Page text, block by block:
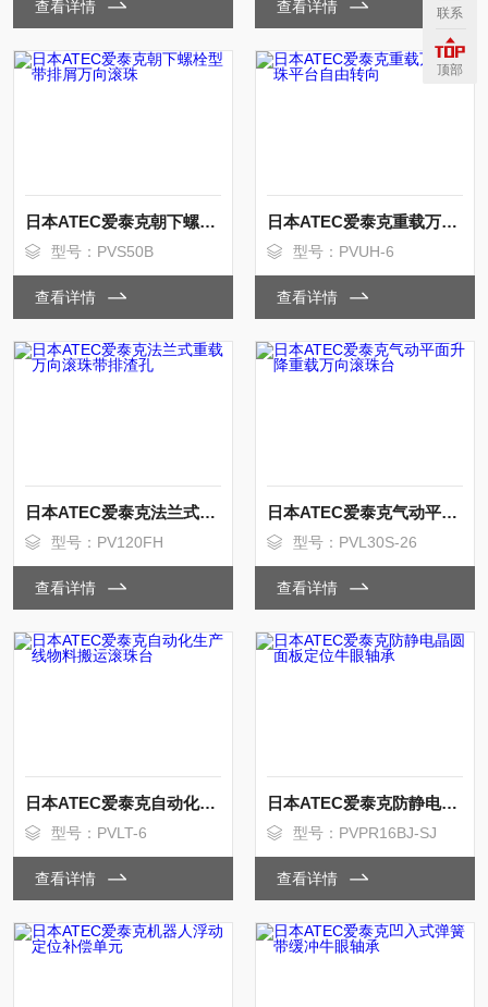
查看详情 查看详情
日本ATEC爱泰克朝下螺栓型带排屑万向滚珠
型号：PVS50B
查看详情
日本ATEC爱泰克重载万向滚珠平台自由转向
型号：PVUH-6
查看详情
日本ATEC爱泰克法兰式重载万向滚珠带排渣孔
型号：PV120FH
查看详情
日本ATEC爱泰克气动平面升降重载万向滚珠台
型号：PVL30S-26
查看详情
日本ATEC爱泰克自动化生产线物料搬运滚珠台
型号：PVLT-6
查看详情
日本ATEC爱泰克防静电晶圆面板定位牛眼轴承
型号：PVPR16BJ-SJ
查看详情
联系
顶部